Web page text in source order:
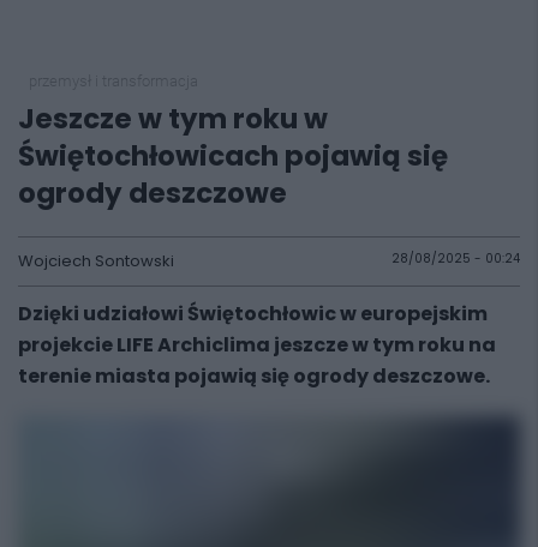
Jeszcze w tym roku w
Świętochłowicach pojawią się
ogrody deszczowe
Wojciech Sontowski 28/08/2025 - 00:24
Dzięki udziałowi Świętochłowic w europejskim
projekcie LIFE Archiclima jeszcze w tym roku na
terenie miasta pojawią się ogrody deszczowe.